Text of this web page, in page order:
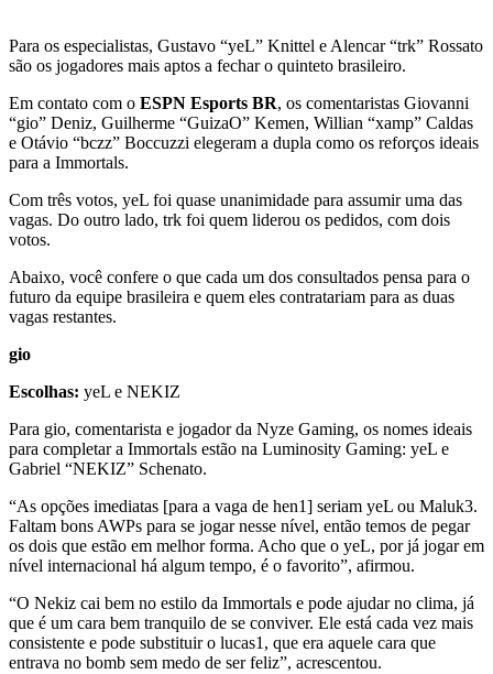
Para os especialistas, Gustavo “yeL” Knittel e Alencar “trk” Rossato
são os jogadores mais aptos a fechar o quinteto brasileiro.
Em contato com o ESPN Esports BR, os comentaristas Giovanni
“gio” Deniz, Guilherme “GuizaO” Kemen, Willian “xamp” Caldas
e Otávio “bczz” Boccuzzi elegeram a dupla como os reforços ideais
para a Immortals.
Com três votos, yeL foi quase unanimidade para assumir uma das
vagas. Do outro lado, trk foi quem liderou os pedidos, com dois
votos.
Abaixo, você confere o que cada um dos consultados pensa para o
futuro da equipe brasileira e quem eles contratariam para as duas
vagas restantes.
gio
Escolhas: yeL e NEKIZ
Para gio, comentarista e jogador da Nyze Gaming, os nomes ideais
para completar a Immortals estão na Luminosity Gaming: yeL e
Gabriel “NEKIZ” Schenato.
“As opções imediatas [para a vaga de hen1] seriam yeL ou Maluk3.
Faltam bons AWPs para se jogar nesse nível, então temos de pegar
os dois que estão em melhor forma. Acho que o yeL, por já jogar em
nível internacional há algum tempo, é o favorito”, afirmou.
“O Nekiz cai bem no estilo da Immortals e pode ajudar no clima, já
que é um cara bem tranquilo de se conviver. Ele está cada vez mais
consistente e pode substituir o lucas1, que era aquele cara que
entrava no bomb sem medo de ser feliz”, acrescentou.